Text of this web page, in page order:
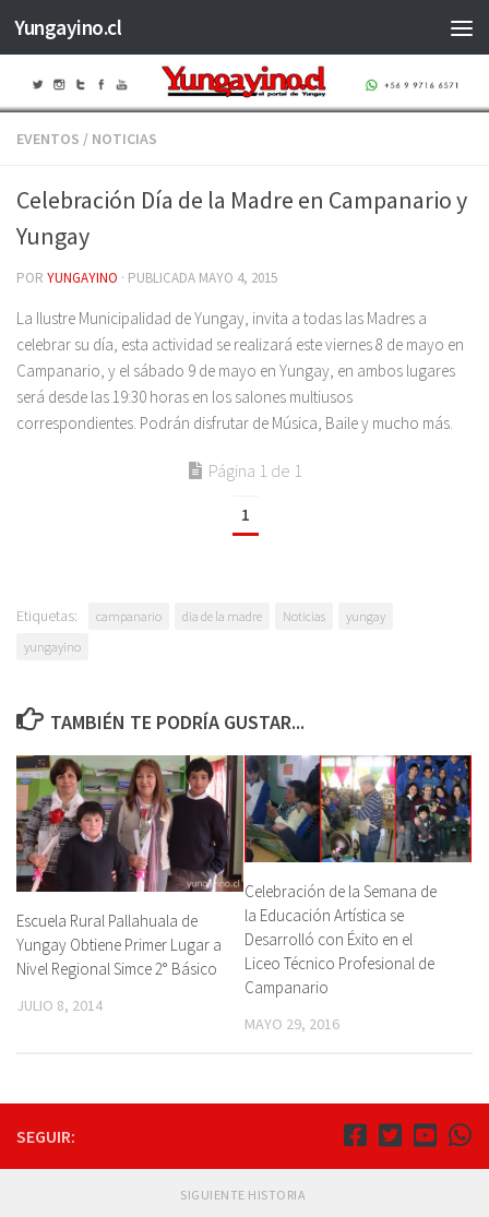
Saltar al contenido
Yungayino.cl
EVENTOS / NOTICIAS
Celebración Día de la Madre en Campanario y
Yungay
POR YUNGAYINO · PUBLICADA MAYO 4, 2015
La Ilustre Municipalidad de Yungay, invita a todas las Madres a
celebrar su día, esta actividad se realizará este viernes 8 de mayo en
Campanario, y el sábado 9 de mayo en Yungay, en ambos lugares
será desde las 19:30 horas en los salones multiusos
correspondientes. Podrán disfrutar de Música, Baile y mucho más.
Página 1 de 1
1
Etiquetas: campanario dia de la madre Noticias
yungay
yungayino
TAMBIÉN TE PODRÍA GUSTAR...
Escuela Rural Pallahuala de
Yungay Obtiene Primer Lugar a
Nivel Regional Simce 2° Básico
JULIO 8, 2014
Celebración de la Semana de
la Educación Artística se
Desarrolló con Éxito en el
Liceo Técnico Profesional de
Campanario
MAYO 29, 2016
SEGUIR:
SIGUIENTE HISTORIA